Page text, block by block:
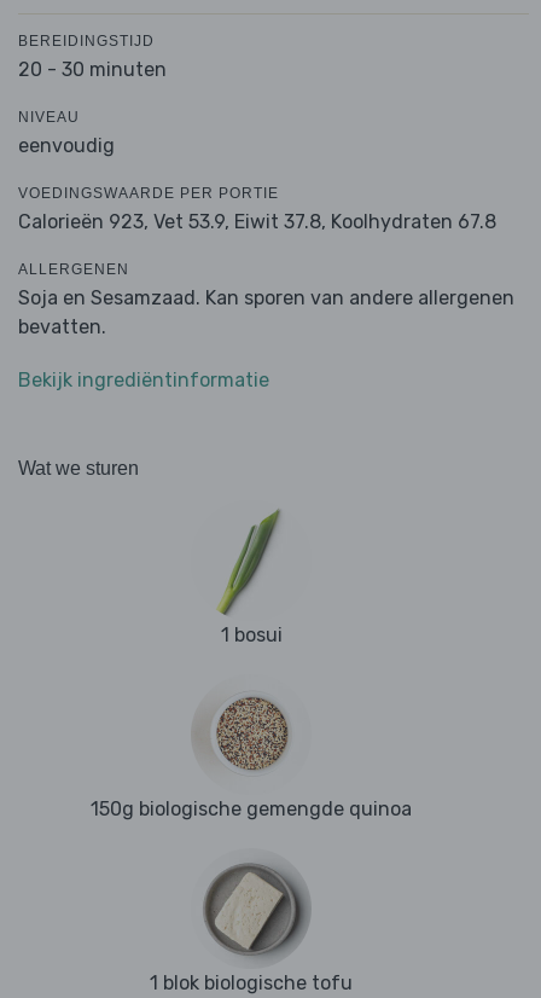
BEREIDINGSTIJD
20 - 30 minuten
NIVEAU
eenvoudig
VOEDINGSWAARDE PER PORTIE
Calorieën 923, Vet 53.9, Eiwit 37.8, Koolhydraten 67.8
ALLERGENEN
Soja en Sesamzaad. Kan sporen van andere allergenen
bevatten.
Bekijk ingrediëntinformatie
Wat we sturen
1 bosui
150g biologische gemengde quinoa
1 blok biologische tofu